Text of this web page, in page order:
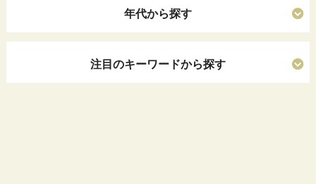
年代から探す
注目のキーワードから探す